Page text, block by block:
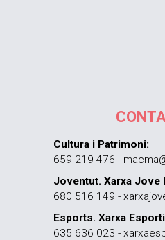
Cultura i Patrimoni:
659 219 476 -
Joventut. Xarxa Jove
680 516 149 -
Esports. Xarxa
635 636 023 -